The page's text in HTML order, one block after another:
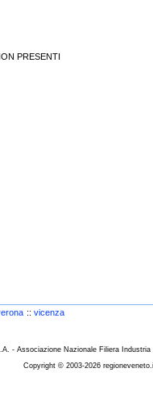
PRESENTI
:: vicenza
- Associazione Nazionale Filiera
Copyright © 2003-2026